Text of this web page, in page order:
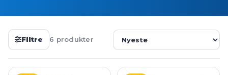
Filtre 6 produkter